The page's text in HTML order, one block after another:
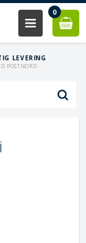
0
LEVERING
POSTNORD